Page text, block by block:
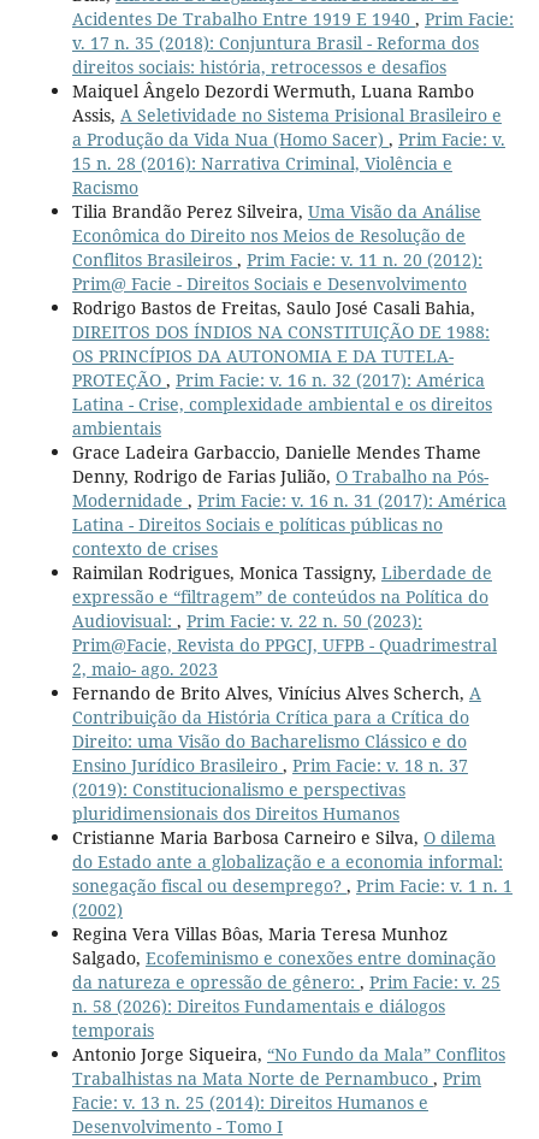
Acidentes De Trabalho Entre 1919 E 1940 , Prim Facie:
v. 17 n. 35 (2018): Conjuntura Brasil - Reforma dos
direitos sociais: história, retrocessos e desafios
Maiquel Ângelo Dezordi Wermuth, Luana Rambo
Assis, A Seletividade no Sistema Prisional Brasileiro e
a Produção da Vida Nua (Homo Sacer) , Prim Facie: v.
15 n. 28 (2016): Narrativa Criminal, Violência e
Racismo
Tilia Brandão Perez Silveira, Uma Visão da Análise
Econômica do Direito nos Meios de Resolução de
Conflitos Brasileiros , Prim Facie: v. 11 n. 20 (2012):
Prim@ Facie - Direitos Sociais e Desenvolvimento
Rodrigo Bastos de Freitas, Saulo José Casali Bahia,
DIREITOS DOS ÍNDIOS NA CONSTITUIÇÃO DE 1988:
OS PRINCÍPIOS DA AUTONOMIA E DA TUTELA-
PROTEÇÃO , Prim Facie: v. 16 n. 32 (2017): América
Latina - Crise, complexidade ambiental e os direitos
ambientais
Grace Ladeira Garbaccio, Danielle Mendes Thame
Denny, Rodrigo de Farias Julião, O Trabalho na Pós-
Modernidade , Prim Facie: v. 16 n. 31 (2017): América
Latina - Direitos Sociais e políticas públicas no
contexto de crises
Raimilan Rodrigues, Monica Tassigny, Liberdade de
expressão e “filtragem” de conteúdos na Política do
Audiovisual: , Prim Facie: v. 22 n. 50 (2023):
Prim@Facie, Revista do PPGCJ, UFPB - Quadrimestral
2, maio- ago. 2023
Fernando de Brito Alves, Vinícius Alves Scherch, A
Contribuição da História Crítica para a Crítica do
Direito: uma Visão do Bacharelismo Clássico e do
Ensino Jurídico Brasileiro , Prim Facie: v. 18 n. 37
(2019): Constitucionalismo e perspectivas
pluridimensionais dos Direitos Humanos
Cristianne Maria Barbosa Carneiro e Silva, O dilema
do Estado ante a globalização e a economia informal:
sonegação fiscal ou desemprego? , Prim Facie: v. 1 n. 1
(2002)
Regina Vera Villas Bôas, Maria Teresa Munhoz
Salgado, Ecofeminismo e conexões entre dominação
da natureza e opressão de gênero: , Prim Facie: v. 25
n. 58 (2026): Direitos Fundamentais e diálogos
temporais
Antonio Jorge Siqueira, “No Fundo da Mala” Conflitos
Trabalhistas na Mata Norte de Pernambuco , Prim
Facie: v. 13 n. 25 (2014): Direitos Humanos e
Desenvolvimento - Tomo I